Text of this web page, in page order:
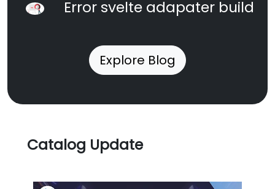
Error svelte adapater build
Explore Blog
Catalog Update